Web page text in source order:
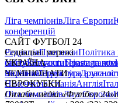
Ліга чемпіонівЛіга Європи
конференцій
САЙТ ФУТБОЛ 24
РедакціяПрогнозиПолітика
сайтуКонтактиПравила
політикаСтруктура
Соціальні мережі
facebookxyoutubeinstagram
УКРАЇНА
УкраїнаПерша лігаДруга
ЧЕМПІОНАТИ
НімеччинаІспаніяАнглія
ЄВРОКУБКИ
Ліга чемпіонівЛіга Європи
Онлайн-медіа «Футбол 24»